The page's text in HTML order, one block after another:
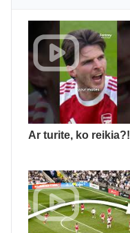
Ar turite, ko reikia?!